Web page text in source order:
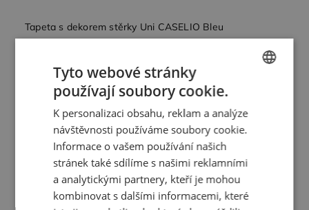
Tapeta s dekorem stěrky Uni CASELIO Bleu
2 766 Kč / role
Detail
ENGLISH
Tyto webové stránky
používají soubory cookie.
K personalizaci obsahu, reklam a analýze
návštěvnosti používáme soubory cookie.
Informace o vašem používání našich
stránek také sdílíme s našimi reklamními
a analytickými partnery, kteří je mohou
kombinovat s dalšími informacemi, které